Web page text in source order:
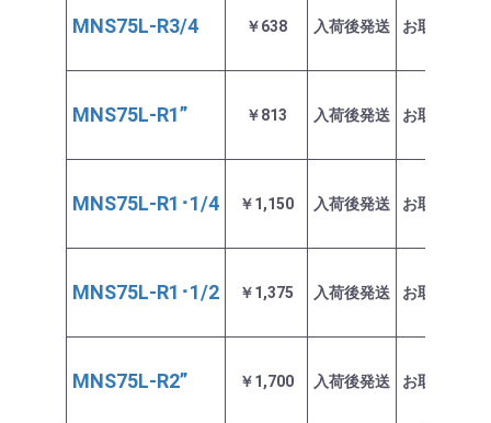
MNS75L-R3/4 ￥638 入荷後発送 お取り寄せ
MNS75L-R1” ￥813 入荷後発送 お取り寄せ
MNS75L-R1･1/4 ￥1,150 入荷後発送 お取り寄せ
MNS75L-R1･1/2 ￥1,375 入荷後発送 お取り寄せ
MNS75L-R2” ￥1,700 入荷後発送 お取り寄せ